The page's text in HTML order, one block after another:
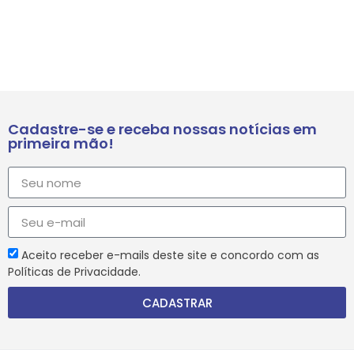
Cadastre-se e receba nossas notícias em
primeira mão!
Aceito receber e-mails deste site e concordo com as
Políticas de Privacidade.
CADASTRAR